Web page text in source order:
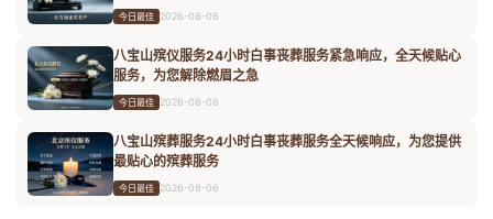
今日最佳 2026-08-06
八宝山殡仪服务24小时白事丧葬服务紧急响应，全天候贴心
服务，为您解除燃眉之急
今日最佳 2026-08-06
八宝山殡葬服务24小时白事丧葬服务全天候响应，为您提供
最贴心的殡葬服务
今日最佳 2026-08-06